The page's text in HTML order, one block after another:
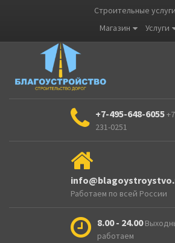
Строительные услуги
Магазин
Услуги
+7-495-648-6055
231-0251
Работаем по всей России
8.00 - 24.00
работаем